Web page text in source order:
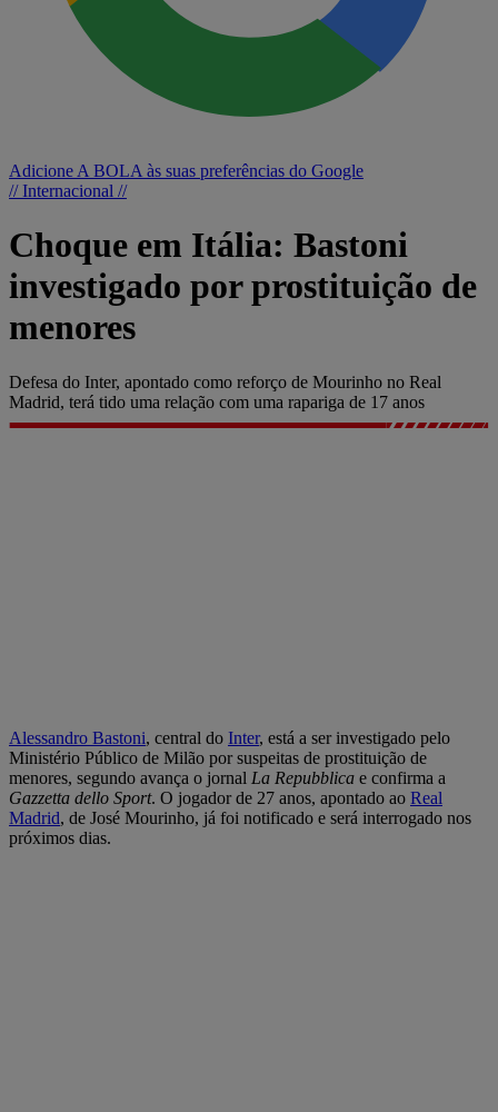
Adicione A BOLA às suas preferências do Google
// Internacional //
Choque em Itália: Bastoni
investigado por prostituição de
menores
Defesa do Inter, apontado como reforço de Mourinho no Real
Madrid, terá tido uma relação com uma rapariga de 17 anos
Alessandro Bastoni, central do Inter, está a ser investigado pelo
Ministério Público de Milão por suspeitas de prostituição de
menores, segundo avança o jornal La Repubblica e confirma a
Gazzetta dello Sport. O jogador de 27 anos, apontado ao Real
Madrid, de José Mourinho, já foi notificado e será interrogado nos
próximos dias.